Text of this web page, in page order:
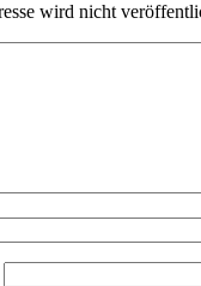
wird nicht